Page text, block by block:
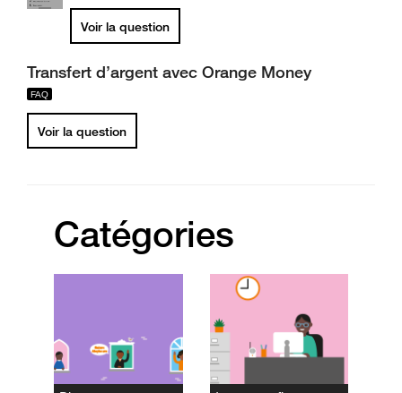
Voir la question
Transfert d’argent avec Orange Money
Voir la question
Catégories